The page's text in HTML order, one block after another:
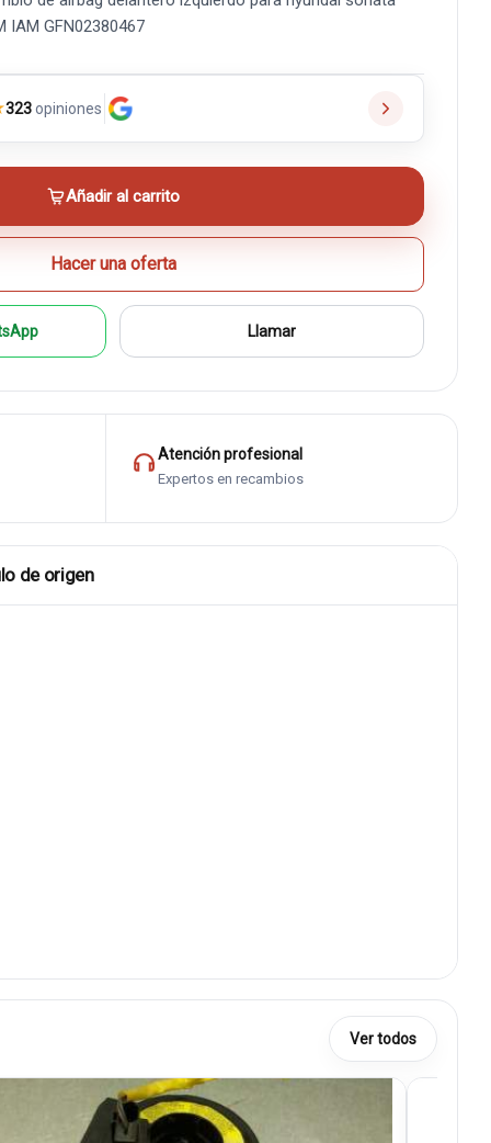
IAM GFN02380467
323opiniones
Añadir al carrito
Hacer una oferta
Llamar
Atención profesional
Expertos en recambios
de origen
Ver todos